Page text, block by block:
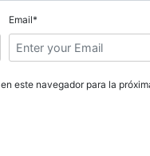
Email*
este navegador para la